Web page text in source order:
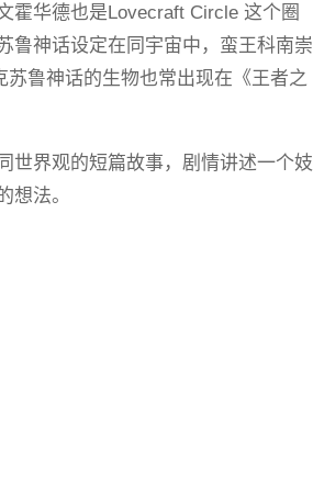
霍华德也是Lovecraft Circle 这个圈
鲁神话设定在同宇宙中，蛮王科南崇
鲁神话的生物也常出现在《王者之
世界观的短篇故事，剧情讲述一个妓
想法。